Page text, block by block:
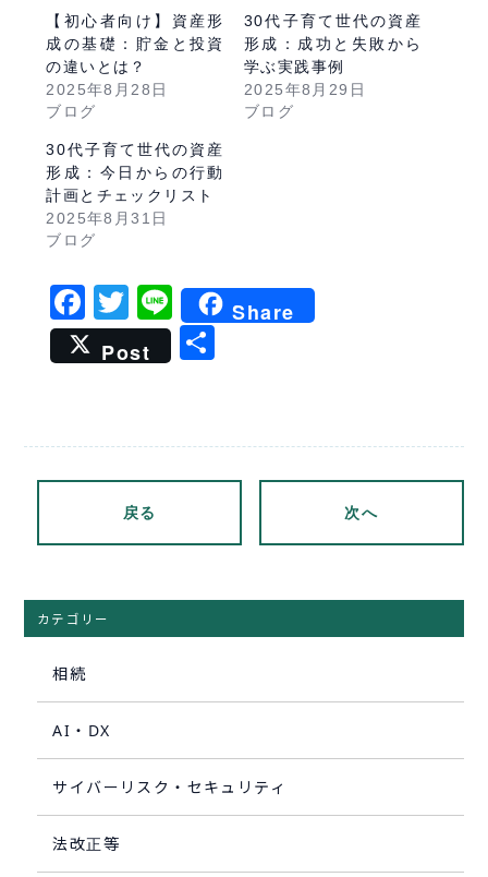
【初心者向け】資産形
成の基礎：貯金と投資
の違いとは？
2025年8月28日
ブログ
30代子育て世代の資産
形成：成功と失敗から
学ぶ実践事例
2025年8月29日
ブログ
30代子育て世代の資産
形成：今日からの行動
計画とチェックリスト
2025年8月31日
ブログ
Facebook
Twitter
LineShare
Post
戻る 次へ
カテゴリー
相続
AI・DX
サイバーリスク・セキュリティ
法改正等